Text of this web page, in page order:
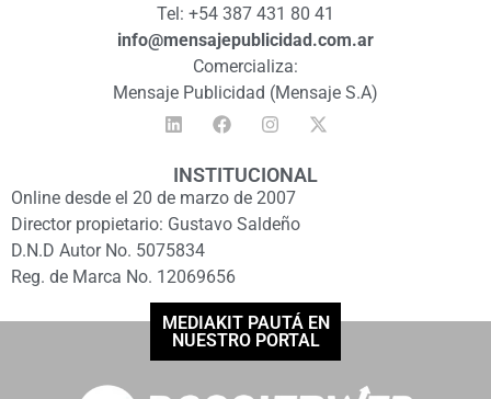
Tel: +54 387 431 80 41
info@mensajepublicidad.com.ar
Comercializa:
Mensaje Publicidad (Mensaje S.A)
INSTITUCIONAL
Online desde el 20 de marzo de 2007
Director propietario: Gustavo Saldeño
D.N.D Autor No. 5075834
Reg. de Marca No. 12069656
MEDIAKIT PAUTÁ EN
NUESTRO PORTAL